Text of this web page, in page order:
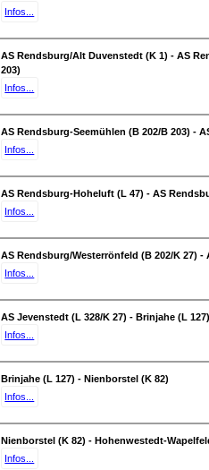
Infos...
AS Rendsburg/Alt Duvenstedt (K 1) - AS
203)
Infos...
AS Rendsburg-Seemühlen (B 202/B 203) -
Infos...
AS Rendsburg-Hoheluft (L 47) - AS
Infos...
AS Rendsburg/Westerrönfeld (B 202/K 27) -
Infos...
AS Jevenstedt (L 328/K 27) - Brinjahe (L 127)
Infos...
Brinjahe (L 127) - Nienborstel (K 82)
Infos...
Nienborstel (K 82) - Hohenwestedt-
Infos...